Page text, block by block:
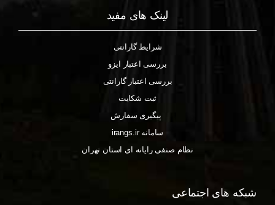
لینک های مفید
شرایط گارانتی
بررسی اعتبار ایزو
بررسی اعتبار گارانتی
ثبت شکایت
پیگیری سفارش
سامانه irangs.ir
نظام صنفی رایانه ای استان تهران
شبکه های اجتماعی